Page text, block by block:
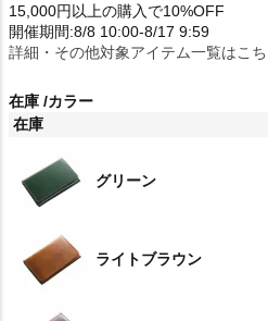
15,000円以上の購入で10%OFF
開催期間:8/8 10:00-8/17 9:59
詳細・その他対象アイテム一覧はこち
在庫 カラー
在庫
グリーン
ライトブラウン